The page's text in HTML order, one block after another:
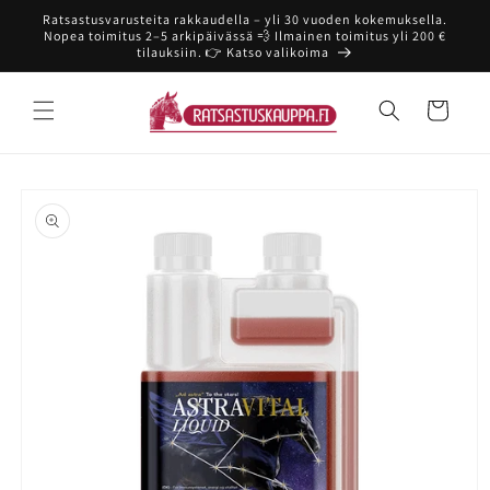
siirry
sisältöön
Ratsastusvarusteita rakkaudella – yli 30 vuoden kokemuksella.
Nopea toimitus 2–5 arkipäivässä 💨 Ilmainen toimitus yli 200 €
tilauksiin. 👉 Katso valikoima
Ostoskori
tuotetietoihin